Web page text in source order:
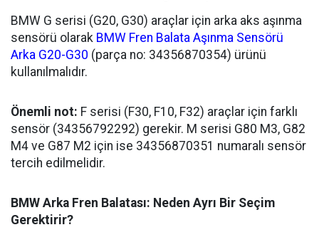
BMW G serisi (G20, G30) araçlar için arka aks aşınma
sensörü olarak BMW Fren Balata Aşınma Sensörü
Arka G20-G30 (parça no: 34356870354) ürünü
kullanılmalıdır.
Önemli not: F serisi (F30, F10, F32) araçlar için farklı
sensör (34356792292) gerekir. M serisi G80 M3, G82
M4 ve G87 M2 için ise 34356870351 numaralı sensör
tercih edilmelidir.
BMW Arka Fren Balatası: Neden Ayrı Bir Seçim
Gerektirir?